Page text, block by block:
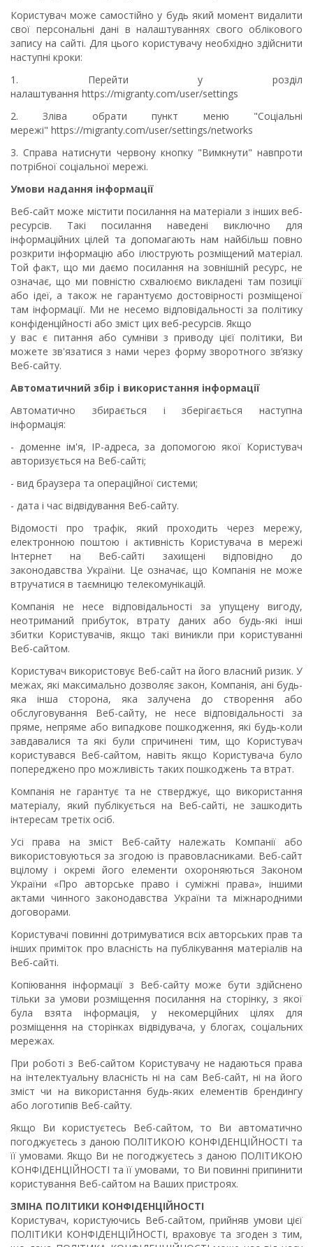
Користувач може самостійно у будь який момент видалити
свої персональні дані в налаштуваннях свого облікового
запису на сайті. Для цього користувачу необхідно здійснити
наступні кроки:
1. Перейти у розділ
налаштування https://migranty.com/user/settings
2. Зліва обрати пункт меню "Соціальні
мережі" https://migranty.com/user/settings/networks
3. Справа натиснути червону кнопку "Вимкнути" навпроти
потрібної соціальної мережі.
Умови надання інформації
Веб-сайт може містити посилання на матеріали з інших веб-
ресурсів. Такі посилання наведені виключно для
інформаційних цілей та допомагають нам найбільш повно
розкрити інформацію або ілюструють розміщений матеріал.
Той факт, що ми даємо посилання на зовнішній ресурс, не
означає, що ми повністю схвалюємо викладені там позиції
або ідеї, а також не гарантуємо достовірності розміщеної
там інформації. Ми не несемо відповідальності за політику
конфіденційності або зміст цих веб-ресурсів. Якщо
у вас є питання або сумніви з приводу цієї політики, Ви
можете зв'язатися з нами через форму зворотного зв’язку
Веб-сайту.
Автоматичний збір і використання інформації
Автоматично збирається і зберігається наступна
інформація:
- доменне ім'я, IP-адреса, за допомогою якої Користувач
авторизується на Веб-сайті;
- вид браузера та операційної системи;
- дата і час відвідування Веб-сайту.
Відомості про трафік, який проходить через мережу,
електронною поштою і активність Користувача в мережі
Інтернет на Веб-сайті захищені відповідно до
законодавства України. Це означає, що Компанія не може
втручатися в таємницю телекомунікацій.
Компанія не несе відповідальності за упущену вигоду,
неотриманий прибуток, втрату даних або будь-які інші
збитки Користувачів, якщо такі виникли при користуванні
Веб-сайтом.
Користувач використовує Веб-сайт на його власний ризик. У
межах, які максимально дозволяє закон, Компанія, ані будь-
яка інша сторона, яка залучена до створення або
обслуговування Веб-сайту, не несе відповідальності за
пряме, непряме або випадкове пошкодження, які будь-коли
завдавалися та які були спричинені тим, що Користувач
користувався Веб-сайтом, навіть якщо Користувача було
попереджено про можливість таких пошкоджень та втрат.
Компанія не гарантує та не стверджує, що використання
матеріалу, який публікується на Веб-сайті, не зашкодить
інтересам третіх осіб.
Усі права на зміст Веб-сайту належать Компанії або
використовуються за згодою із правовласниками. Веб-сайт
вцілому і окремі його елементи охороняються Законом
України «Про авторське право і суміжні права», іншими
актами чинного законодавства України та міжнародними
договорами.
Користувачі повинні дотримуватися всіх авторських прав та
інших приміток про власність на публікування матеріалів на
Веб-сайті.
Копіювання інформації з Веб-сайту може бути здійснено
тільки за умови розміщення посилання на сторінку, з якої
була взята інформація, у некомерційних цілях для
розміщення на сторінках відвідувача, у блогах, соціальних
мережах.
При роботі з Веб-сайтом Користувачу не надаються права
на інтелектуальну власність ні на сам Веб-сайт, ні на його
зміст чи на використання будь-яких елементів брендингу
або логотипів Веб-сайту.
Якщо Ви користуєтесь Веб-сайтом, то Ви автоматично
погоджуєтесь з даною ПОЛІТИКОЮ КОНФІДЕНЦІЙНОСТІ та
її умовами. Якщо Ви не погоджуєтесь з даною ПОЛІТИКОЮ
КОНФІДЕНЦІЙНОСТІ та її умовами, то Ви повинні припинити
користування Веб-сайтом на Ваших пристроях.
ЗМІНА ПОЛІТИКИ КОНФІДЕНЦІЙНОСТІ
Користувач, користуючись Веб-сайтом, прийняв умови цієї
ПОЛІТИКИ КОНФІДЕНЦІЙНОСТІ, враховує та згоден з тим,